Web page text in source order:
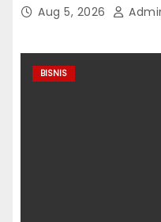
Aug 5, 2026
BISNIS